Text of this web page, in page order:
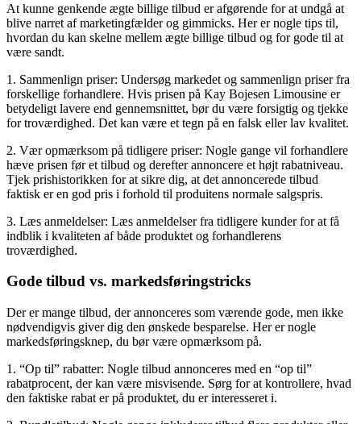
At kunne genkende ægte billige tilbud er afgørende for at undgå at
blive narret af marketingfælder og gimmicks. Her er nogle tips til,
hvordan du kan skelne mellem ægte billige tilbud og for gode til at
være sandt.
1. Sammenlign priser: Undersøg markedet og sammenlign priser fra
forskellige forhandlere. Hvis prisen på Kay Bojesen Limousine er
betydeligt lavere end gennemsnittet, bør du være forsigtig og tjekke
for troværdighed. Det kan være et tegn på en falsk eller lav kvalitet.
2. Vær opmærksom på tidligere priser: Nogle gange vil forhandlere
hæve prisen før et tilbud og derefter annoncere et højt rabatniveau.
Tjek prishistorikken for at sikre dig, at det annoncerede tilbud
faktisk er en god pris i forhold til produitens normale salgspris.
3. Læs anmeldelser: Læs anmeldelser fra tidligere kunder for at få
indblik i kvaliteten af både produktet og forhandlerens
troværdighed.
Gode tilbud vs. markedsføringstricks
Der er mange tilbud, der annonceres som værende gode, men ikke
nødvendigvis giver dig den ønskede besparelse. Her er nogle
markedsføringsknep, du bør være opmærksom på.
1. “Op til” rabatter: Nogle tilbud annonceres med en “op til”
rabatprocent, der kan være misvisende. Sørg for at kontrollere, hvad
den faktiske rabat er på produktet, du er interesseret i.